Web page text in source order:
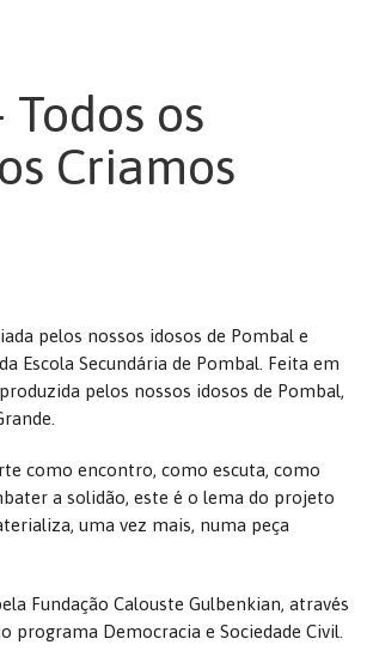
Todos os
Criamos
pelos nossos idosos de Pombal e
Escola Secundária de Pombal. Feita em
pelos nossos idosos de Pombal,
como encontro, como escuta, como
a solidão, este é o lema do projeto
uma vez mais, numa peça
Fundação Calouste Gulbenkian, através
programa Democracia e Sociedade Civil.